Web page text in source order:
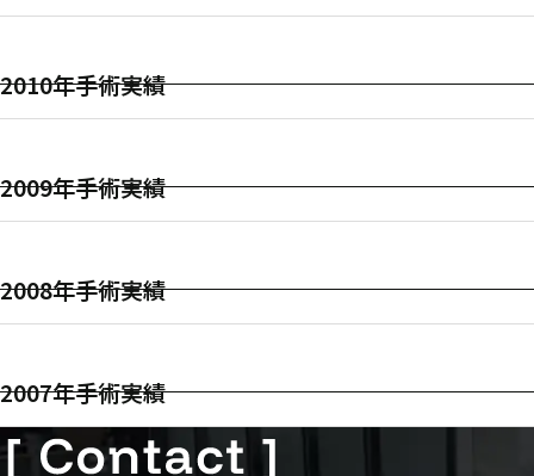
2010年手術実績
2009年手術実績
2008年手術実績
2007年手術実績